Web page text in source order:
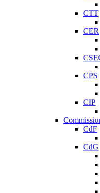
CTT
CER
CPS
CIP
CdF
CdG